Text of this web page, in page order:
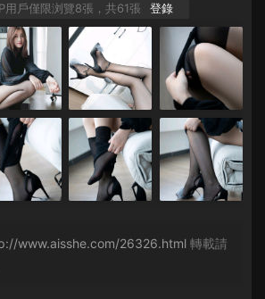
用戶僅限浏覽8張，共61張 登錄
www.aisshe.com/26326.html 轉載請